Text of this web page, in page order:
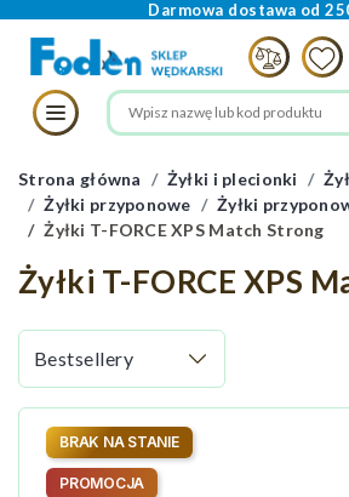
Darmowa dostawa od
Strona główna Żyłki i plecionki
Żyłki przyponowe
Żyłki
Żyłki T-FORCE XPS Match Strong
Żyłki T-FORCE XPS
BRAK NA STANIE
PROMOCJA